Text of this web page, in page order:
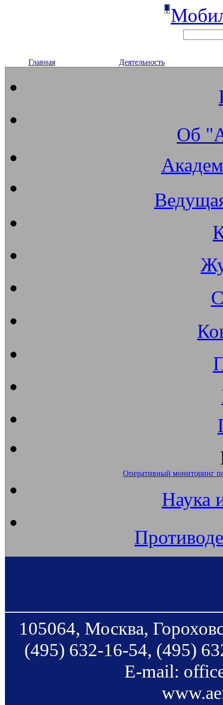
Главная Деятельность
Об
Оперативный мониторинг
Наука
105064, Москва,
(495) 632-16-54, (495)
E-mail: